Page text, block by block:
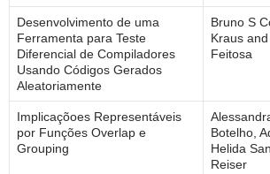
Desenvolvimento de uma
Ferramenta para Teste
Diferencial de Compiladores
Usando Códigos Gerados
Aleatoriamente
Bruno S
Kraus
Feitosa
Implicaçõoes Representáveis
por Funções Overlap e
Grouping
Botelho,
Helida
Reiser